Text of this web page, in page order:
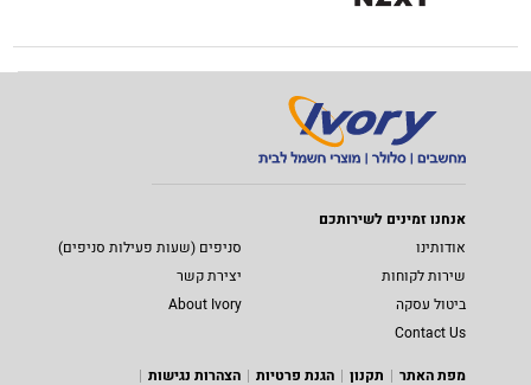
אנחנו זמינים לשירותכם
אודותינו
סניפים (שעות פעילות סניפים)
שירות לקוחות
יצירת קשר
ביטול עסקה
About Ivory
Contact Us
מפת האתר
תקנון הגנת פרטיות
הצהרות נגישות